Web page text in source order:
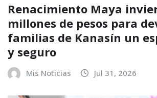
Renacimiento Maya
millones de pesos para
familias de Kanasín un
y seguro
Mis Noticias Jul 31, 2026